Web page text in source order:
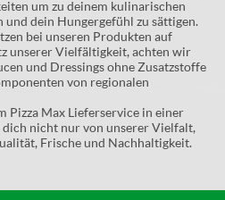
um zu deinem kulinarischen
und dein Hungergefühl zu sättigen.
bei unseren Produkten auf
unserer Vielfältigkeit, achten wir
und Dressings ohne Zusatzstoffe
von regionalen
Pizza Max Lieferservice in einer
dich nicht nur von unserer Vielfalt,
Frische und Nachhaltigkeit.